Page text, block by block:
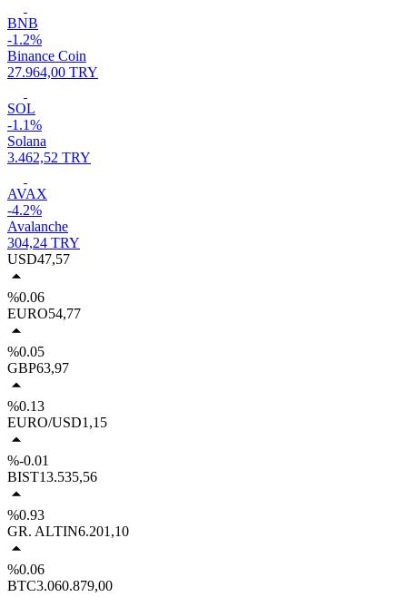
BNB
-1.2%
Binance Coin
27.964,00 TRY
SOL
-1.1%
Solana
3.462,52 TRY
AVAX
-4.2%
Avalanche
304,24 TRY
USD47,57
%0.06
EURO54,77
%0.05
GBP63,97
%0.13
EURO/USD1,15
%-0.01
BIST13.535,56
%0.93
GR. ALTIN6.201,10
%0.06
BTC3.060.879,00